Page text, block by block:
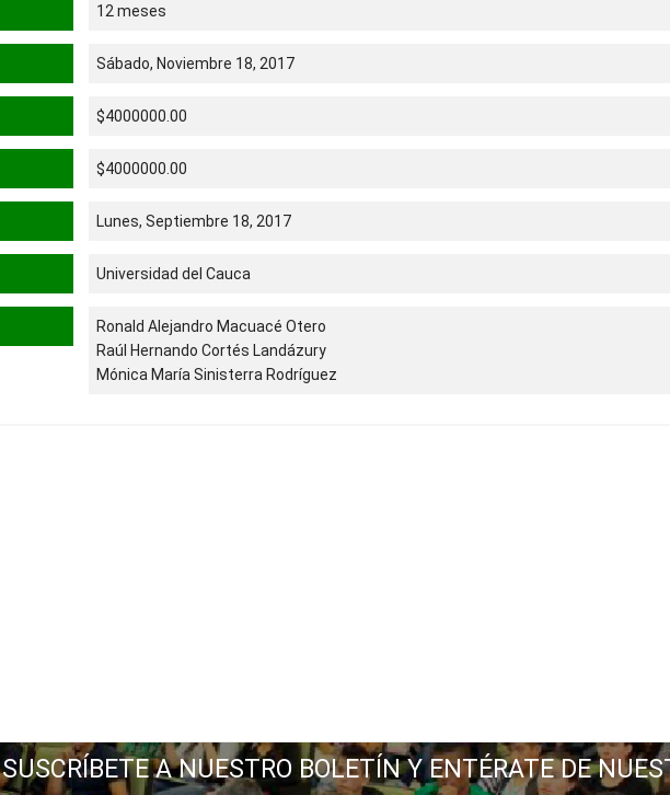
12 meses
Sábado, Noviembre 18, 2017
$4000000.00
$4000000.00
Lunes, Septiembre 18, 2017
Universidad del Cauca
Ronald Alejandro Macuacé Otero
Raúl Hernando Cortés Landázury
Mónica María Sinisterra Rodríguez
SUSCRÍBETE A NUESTRO BOLETÍN Y ENTÉRATE DE